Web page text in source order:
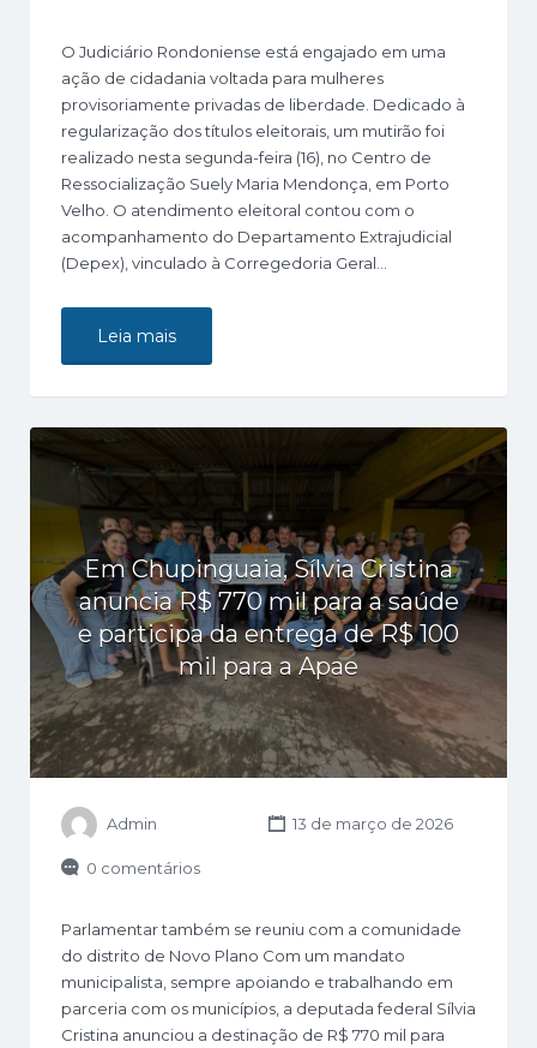
O Judiciário Rondoniense está engajado em uma
ação de cidadania voltada para mulheres
provisoriamente privadas de liberdade. Dedicado à
regularização dos títulos eleitorais, um mutirão foi
realizado nesta segunda-feira (16), no Centro de
Ressocialização Suely Maria Mendonça, em Porto
Velho. O atendimento eleitoral contou com o
acompanhamento do Departamento Extrajudicial
(Depex), vinculado à Corregedoria Geral…
Leia mais
Em Chupinguaia, Sílvia Cristina
anuncia R$ 770 mil para a saúde
e participa da entrega de R$ 100
mil para a Apae
Admin 13 de março de 2026
0 comentários
Parlamentar também se reuniu com a comunidade
do distrito de Novo Plano Com um mandato
municipalista, sempre apoiando e trabalhando em
parceria com os municípios, a deputada federal Sílvia
Cristina anunciou a destinação de R$ 770 mil para